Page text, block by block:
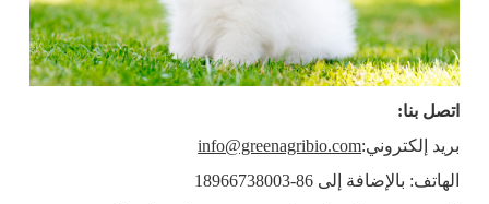
اتصل بنا:
بريد إلكتروني:info@greenagribio.com
الهاتف: بالإضافة إلى 86-18966738003